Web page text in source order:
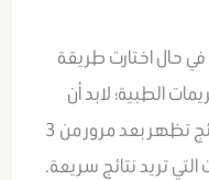
حال اختارت طريقة
الطبية؛ لابد أن
تتحلى بالكثير من الصبر، حيث أن النتائج تظهر بعد مرور من 3